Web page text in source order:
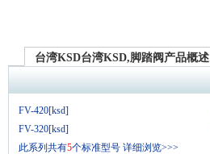
台湾KSD台湾KSD,脚踏阀产品概述
FV-420[ksd]
FV-320[ksd]
此系列共有5个标准型号 详细浏览>>>